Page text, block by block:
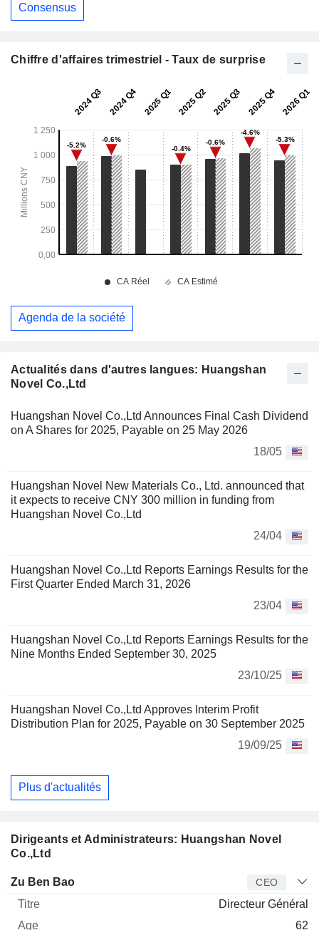
Actualités dans d'autres langues: Huangshan
Novel Co.,Ltd
Huangshan Novel Co.,Ltd Announces Final Cash Dividend
on A Shares for 2025, Payable on 25 May 2026
18/05
Huangshan Novel New Materials Co., Ltd. announced that
it expects to receive CNY 300 million in funding from
Huangshan Novel Co.,Ltd
24/04
Huangshan Novel Co.,Ltd Reports Earnings Results for the
First Quarter Ended March 31, 2026
23/04
Huangshan Novel Co.,Ltd Reports Earnings Results for the
Nine Months Ended September 30, 2025
23/10/25
Huangshan Novel Co.,Ltd Approves Interim Profit
Distribution Plan for 2025, Payable on 30 September 2025
19/09/25
Plus d'actualités
Dirigeants et Administrateurs: Huangshan Novel
Co.,Ltd
Dirigeant Titre
Zu Ben Bao CEO
Directeur Général
62
Consensus
Chiffre d'affaires trimestriel - Taux de surprise
Agenda de la société